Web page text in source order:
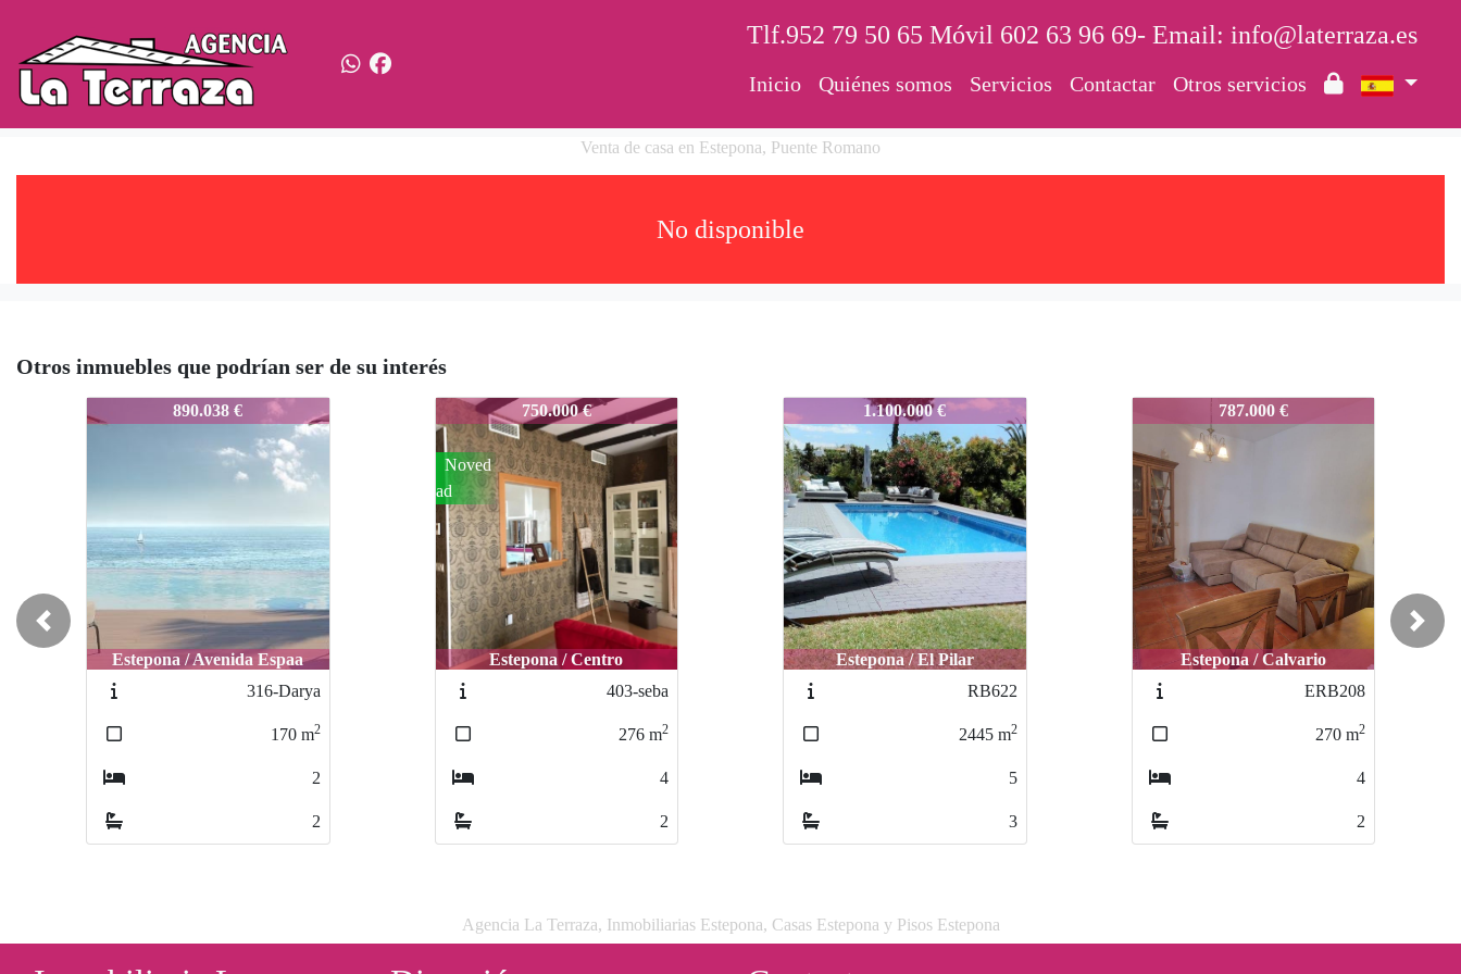
Tlf.952 79 50 65 Móvil 602 63 96 69- Email: info@laterraza.es
Inicio Quiénes somos Servicios Contactar Otros servicios
Venta de casa en Estepona, Puente Romano
No disponible
Otros inmuebles que podrían ser de su interés
567-Juanfran890.038 €
Estepona / Avenida Espaa
316-Darya
170 m2
2
2
567-Juanfran750.000 €
Estepona / Centro
Noved
ad
403-seba
276 m2
4
2
567-Juanfran1.100.000 €
Estepona / El Pilar
RB622
2445 m2
5
3
567-Juanfran787.000 €
Estepona / Calvario
ERB208
270 m2
4
2
Previous Next
Agencia La Terraza, Inmobiliarias Estepona, Casas Estepona y Pisos Estepona